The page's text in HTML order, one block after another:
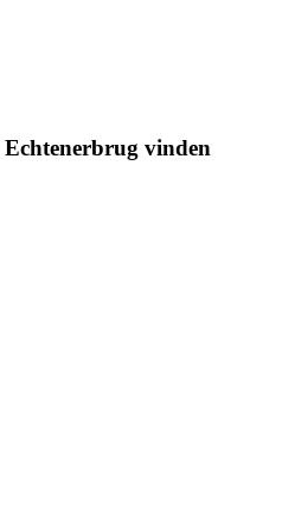
vinden